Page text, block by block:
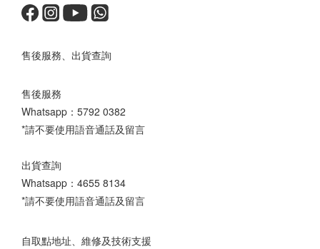
售後服務、出貨查詢
售後服務
Whatsapp： 5792 0382
*請不要使用語音通話及留言
出貨查詢
Whatsapp： 4655 8134
*請不要使用語音通話及留言
自取點地址、維修及技術支援